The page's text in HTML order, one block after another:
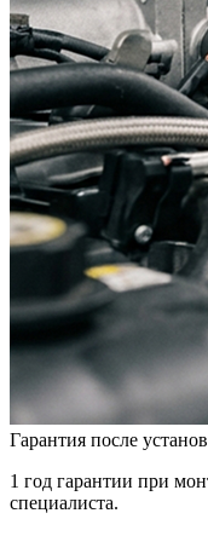
Гарантия после
1 год гарантии при
специалиста.